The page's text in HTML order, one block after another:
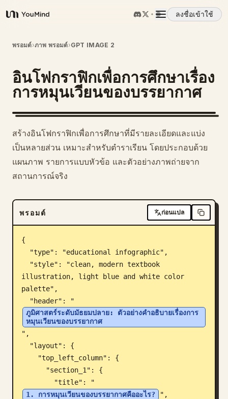
YouMind
ลงชื่อเข้าใช้
ภาพรวม
กรณีการใช้งาน
ทักษะ
พรอมต์
ราคา
ดาวน์โหลด
บล็อก
อัปเดต
พรอมต์›ภาพ พรอมต์›GPT IMAGE 2
อินโฟกราฟิกเพื่อการศึกษาเรื่อง
การหมุนเวียนของบรรยากาศ
สร้างอินโฟกราฟิกเพื่อการศึกษาที่มีรายละเอียดและแบ่ง
เป็นหลายส่วน เหมาะสำหรับตำราเรียน โดยประกอบด้วย
แผนภาพ รายการแบบหัวข้อ และตัวอย่างภาพถ่ายจาก
สถานการณ์จริง
พรอมต์ ก่อนแปล
{
illustration, light blue and white color
palette",
  "header": "
ภูมิศาสตร์ระดับมัธยมปลาย: ตัวอย่างคำอธิบายเรื่องการ
หมุนเวียนของบรรยากาศ
",
        "title": "
1. การหมุนเวียนของบรรยากาศคืออะไร?
",